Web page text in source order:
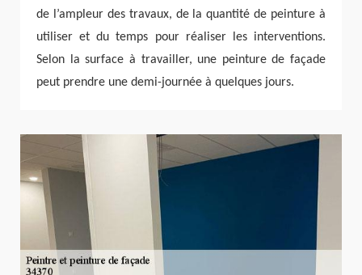
de l’ampleur des travaux, de la quantité de peinture à
utiliser et du temps pour réaliser les interventions.
Selon la surface à travailler, une peinture de façade
peut prendre une demi-journée à quelques jours.